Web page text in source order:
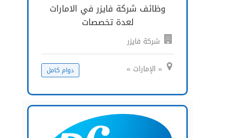
وظائف شركة فايزر في الامارات
لعدة تخصصات
شركة فايزر
« الإمارات » دوام كامل